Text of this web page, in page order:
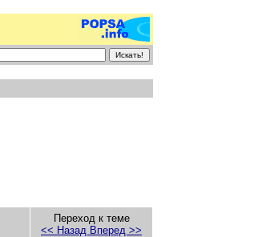
Переход к теме
<< Назад Вперед >>